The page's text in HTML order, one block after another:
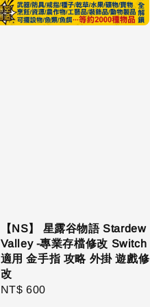
【NS】 星露谷物語 Stardew
Valley -專業存檔修改 Switch
適用 金手指 攻略 外掛 遊戲修
改
Regular
NT$ 600